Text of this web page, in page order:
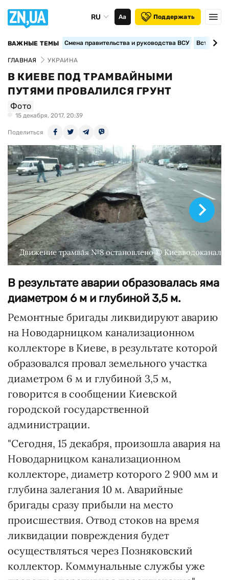
RU Аа Поддержать
ВАЖНЫЕ ТЕМЫ Смена правительства и руководства ВСУ
ГЛАВНАЯ УКРАИНА
В КИЕВЕ ПОД ТРАМВАЙНЫМИ
ПУТЯМИ ПРОВАЛИЛСЯ ГРУНТ
Фото
15 декабря, 2017, 20:39
Поделиться
Движение трамвая №8 остановлено © Киевводоканал
В результате аварии образовалась яма
диаметром 6 м и глубиной 3,5 м.
Ремонтные бригады ликвидируют аварию
на Новодарницком канализационном
коллекторе в Киеве, в результате которой
образовался провал земельного участка
диаметром 6 м и глубиной 3,5 м,
говорится в сообщении Киевской
городской государственной
администрации.
"Сегодня, 15 декабря, произошла авария на
Новодарницком канализационном
коллекторе, диаметр которого 2 900 мм и
глубина залегания 10 м. Аварийные
бригады сразу прибыли на место
происшествия. Отвод стоков на время
ликвидации повреждения будет
осуществляться через Позняковский
коллектор. Коммунальные службы уже